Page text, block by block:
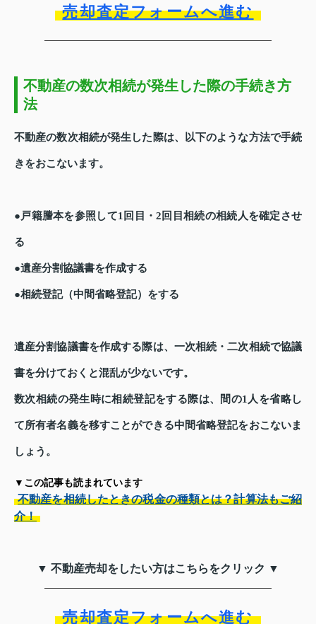
売却査定フォームへ進む
不動産の数次相続が発生した際の手続き方
法
不動産の数次相続が発生した際は、以下のような方法で手続
きをおこないます。
●戸籍謄本を参照して1回目・2回目相続の相続人を確定させ
る
●遺産分割協議書を作成する
●相続登記（中間省略登記）をする
遺産分割協議書を作成する際は、一次相続・二次相続で協議
書を分けておくと混乱が少ないです。
数次相続の発生時に相続登記をする際は、間の1人を省略し
て所有者名義を移すことができる中間省略登記をおこないま
しょう。
▼この記事も読まれています
不動産を相続したときの税金の種類とは？計算法もご紹
介！
▼ 不動産売却をしたい方はこちらをクリック ▼
売却査定フォームへ進む